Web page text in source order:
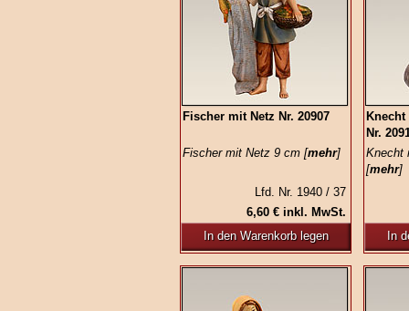
Fischer mit Netz Nr. 20907
Fischer mit Netz 9 cm [mehr]
Lfd. Nr. 1940 / 37
6,60 € inkl. MwSt.
In den Warenkorb legen
Nr.
Knecht
[mehr]
In